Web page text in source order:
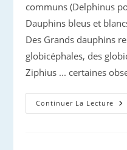
communs (Delphinus
Dauphins bleus et
Des Grands dauphins
globicéphales, des
Ziphius ... certaines
Continuer La Lecture Les